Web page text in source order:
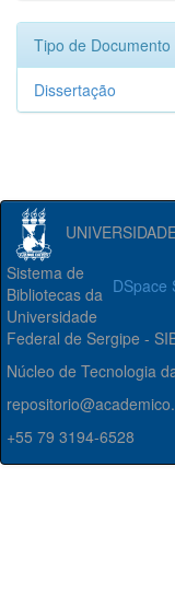
Tipo de Documento
Dissertação
DSpace
Sistema de
Bibliotecas da
Universidade
Federal de Sergipe -
Núcleo de Tecnologia
+55 79 3194-6528